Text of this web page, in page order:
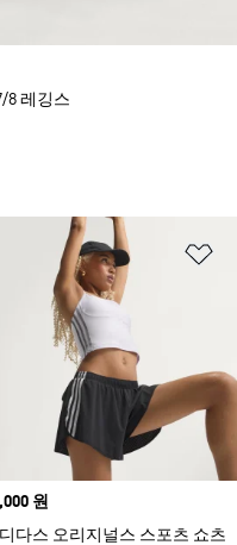
스트 담기
원
다스 오리지널스 스포츠 쇼츠
8 레깅스